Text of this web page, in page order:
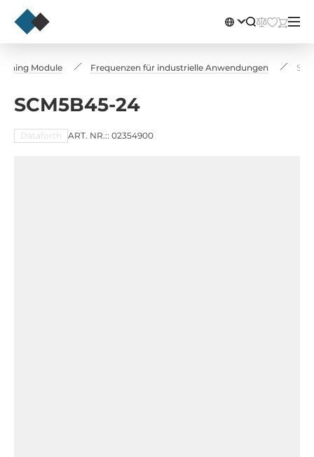
Module Frequenzen für industrielle Anwendungen
SCM5B45-24
Dataforth ART. NR.:: 02354900